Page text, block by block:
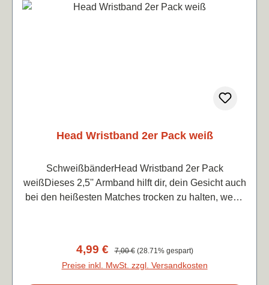
Head Wristband 2er Pack weiß
SchweißbänderHead Wristband 2er Pack
weißDieses 2,5'' Armband hilft dir, dein Gesicht auch
bei den heißesten Matches trocken zu halten, wenn
Verkaufspreis:
4,99 € Regulärer Preis:
7,00 € (28.71% gespart)
Preise inkl. MwSt. zzgl. Versandkosten